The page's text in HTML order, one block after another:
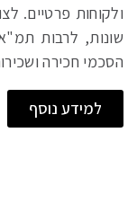
ולקוחות פרטיים.
הסכמי חכירה
למידע נוסף